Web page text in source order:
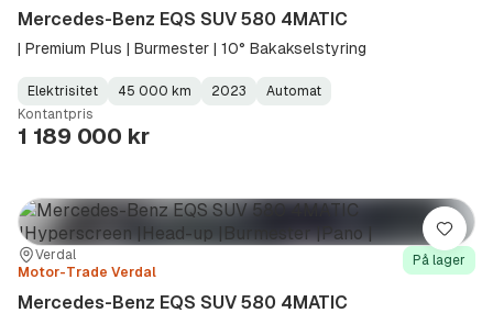
Mercedes-Benz EQS SUV 580 4MATIC
| Premium Plus | Burmester | 10° Bakakselstyring
Fuel
Type:
Elektrisitet
Kilometerstand:
45 000 km
Model
Year:
2023
Gearbox
Type:
Automat
Kontantpris
1 189 000 kr
Sted:
Verdal
Forhandler:
Motor-Trade Verdal
På lager
Mercedes-Benz EQS SUV 580 4MATIC
Lagre